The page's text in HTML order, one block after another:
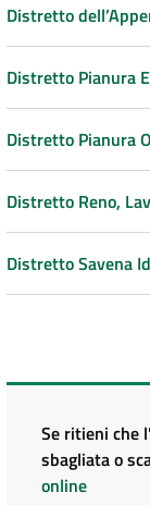
Distretto
Distretto Pianura
Distretto Pianura
Distretto Reno,
Distretto Savena
Se ritieni che
sbagliata o
online